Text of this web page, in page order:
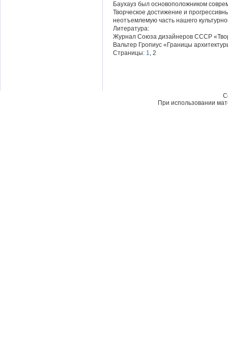
Баухауз был основоположником
Творческое достижение и
неотъемлемую часть нашего
Литература:
Журнал Союза дизайнеров СССР
Вальтер Гропиус «Границы
Страницы: 1, 2
При использовании